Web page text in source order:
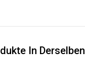
In Derselben